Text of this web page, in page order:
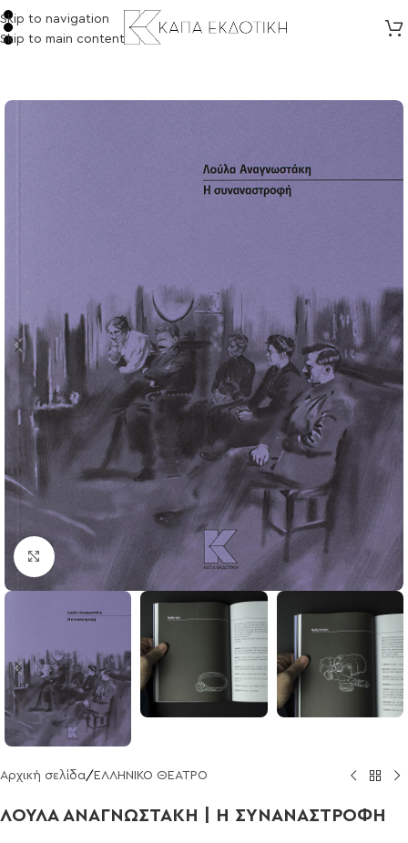
Skip to navigation
Skip to main content
Click to enlarge
Αρχική σελίδα/ ΕΛΛΗΝΙΚΟ ΘΕΑΤΡΟ
ΛΟΥΛΑ ΑΝΑΓΝΩΣΤΑΚΗ | Η ΣΥΝΑΝΑΣΤΡΟΦΗ